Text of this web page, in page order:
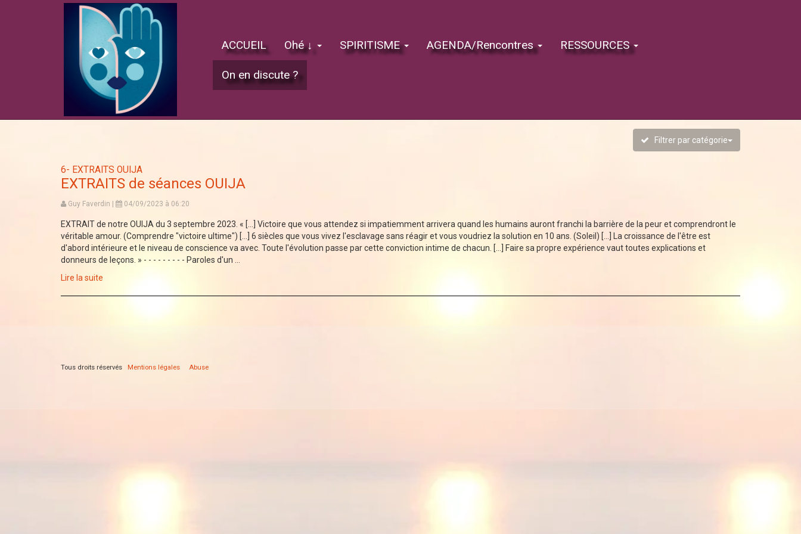
ACCUEIL Ohé ↓ SPIRITISME AGENDA/Rencontres RESSOURCES
On en discute ?
Filtrer par catégorie
6- EXTRAITS OUIJA
EXTRAITS de séances OUIJA
Guy Faverdin | 04/09/2023 à 06:20
EXTRAIT de notre OUIJA du 3 septembre 2023. « [...] Victoire que vous attendez si impatiemment arrivera quand les humains auront franchi la barrière de la peur et comprendront le
véritable amour. (Comprendre "victoire ultime") [...] 6 siècles que vous vivez l'esclavage sans réagir et vous voudriez la solution en 10 ans. (Soleil) [...] La croissance de l'être est
d'abord intérieure et le niveau de conscience va avec. Toute l'évolution passe par cette conviction intime de chacun. [...] Faire sa propre expérience vaut toutes explications et
donneurs de leçons. » - - - - - - - - - Paroles d'un ...
Lire la suite
Tous droits réservés Mentions légales Abuse